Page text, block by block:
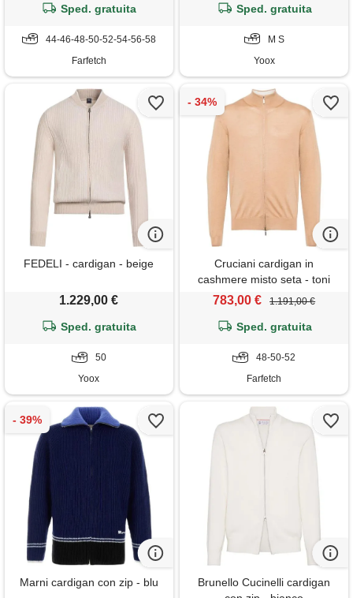
Sped. gratuita
44-46-48-50-52-54-56-58
Farfetch
Sped. gratuita
M S
Yoox
FEDELI - cardigan - beige
1.229,00 €
Sped. gratuita
50
Yoox
Cruciani cardigan in
cashmere misto seta - toni
neutri
783,00 € 1.191,00 €
Sped. gratuita
48-50-52
Farfetch
Marni cardigan con zip - blu
Brunello Cucinelli cardigan